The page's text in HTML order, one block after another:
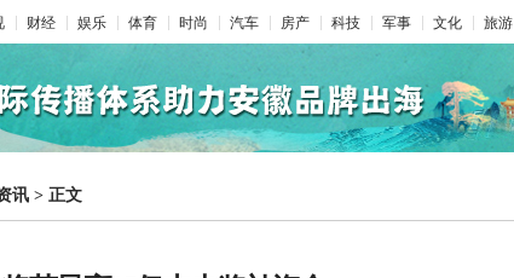
财经 娱乐 体育 时尚 汽车 房产 科技 军事 文化 旅游
讯 > 正文